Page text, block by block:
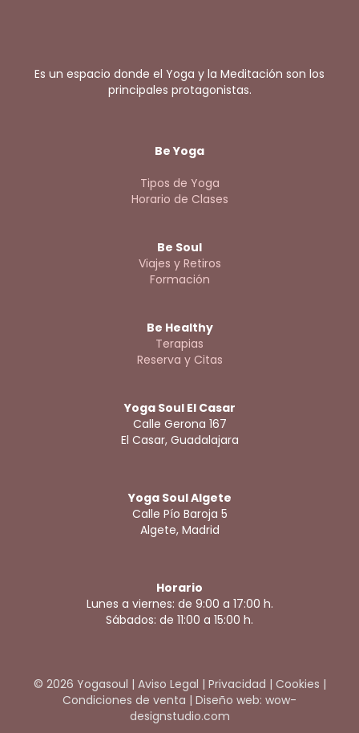
Es un espacio donde el Yoga y la Meditación son los
principales protagonistas.
Be Yoga
Tipos de Yoga
Horario de Clases
Be Soul
Viajes y Retiros
Formación
Be Healthy
Terapias
Reserva y Citas
Yoga Soul El Casar
Calle Gerona 167
El Casar, Guadalajara
Yoga Soul Algete
Calle Pío Baroja 5
Algete, Madrid
Horario
Lunes a viernes: de 9:00 a 17:00 h.
Sábados: de 11:00 a 15:00 h.
© 2026 Yogasoul | Aviso Legal | Privacidad | Cookies |
Condiciones de venta | Diseño web: wow-
designstudio.com